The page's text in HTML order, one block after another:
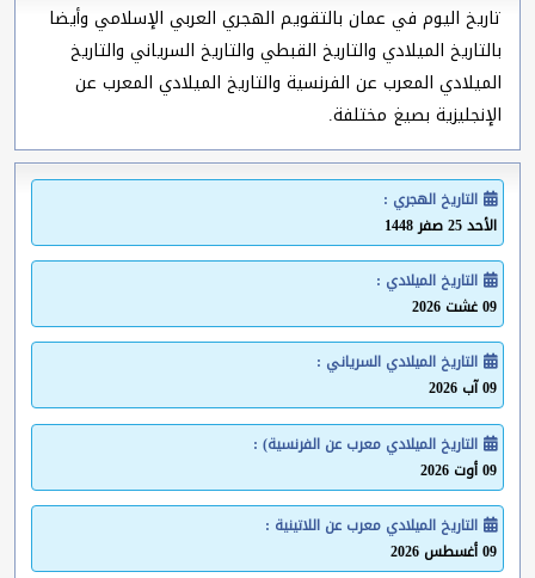
تاريخ اليوم في عمان بالتقويم الهجري العربي الإسلامي وأيضا
بالتاريخ الميلادي والتاريخ القبطي والتاريخ السرياني والتاريخ
الميلادي المعرب عن الفرنسية والتاريخ الميلادي المعرب عن
الإنجليزية بصيغ مختلفة.
التاريخ الهجري :
الأحد 25 صفر 1448
التاريخ الميلادي :
09 غشت 2026
التاريخ الميلادي السرياني :
09 آب 2026
التاريخ الميلادي معرب عن الفرنسية) :
09 أوت 2026
التاريخ الميلادي معرب عن اللاتينية :
09 أغسطس 2026